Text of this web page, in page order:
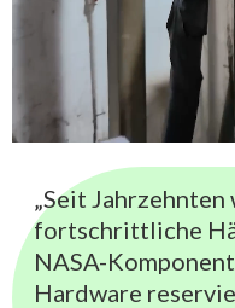
„Seit
fortschrittliche
NASA-
Hardware